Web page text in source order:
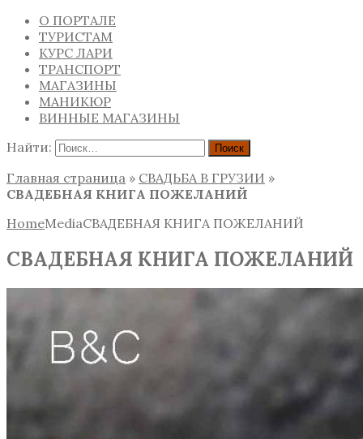
О ПОРТАЛЕ
ТУРИСТАМ
КУРС ЛАРИ
ТРАНСПОРТ
МАГАЗИНЫ
МАНИКЮР
ВИННЫЕ МАГАЗИНЫ
Найти:
Главная страница » СВАДЬБА В ГРУЗИИ »
СВАДЕБНАЯ КНИГА ПОЖЕЛАНИЙ
HomeMediaСВАДЕБНАЯ КНИГА ПОЖЕЛАНИЙ
СВАДЕБНАЯ КНИГА ПОЖЕЛАНИЙ